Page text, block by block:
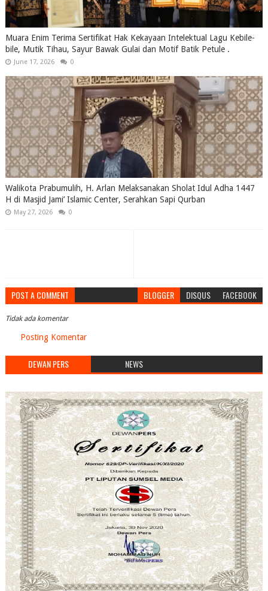
Muara Enim Terima Sertifikat Hak Kekayaan Intelektual Lagu Kebile-
bile, Mutik Tihau, Sayur Bawak Gulai dan Motif Batik Petule .
June 17, 2026 0
Walikota Prabumulih, H. Arlan Melaksanakan Sholat Idul Adha 1447
H di Masjid Jami’ Islamic Center, Serahkan Sapi Qurban
May 27, 2026 0
POST A COMMENT BLOGGER DISQUS FACEBOOK
Tidak ada komentar
Posting Komentar
DEWAN PERS NEWS